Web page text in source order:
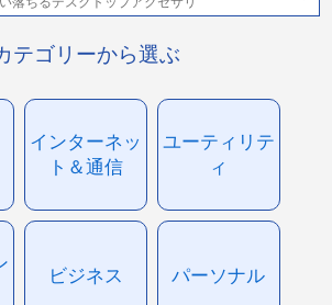
テゴリーから選ぶ
インターネッ
ト＆通信
ユーティリテ
ィ
ビジネス パーソナル